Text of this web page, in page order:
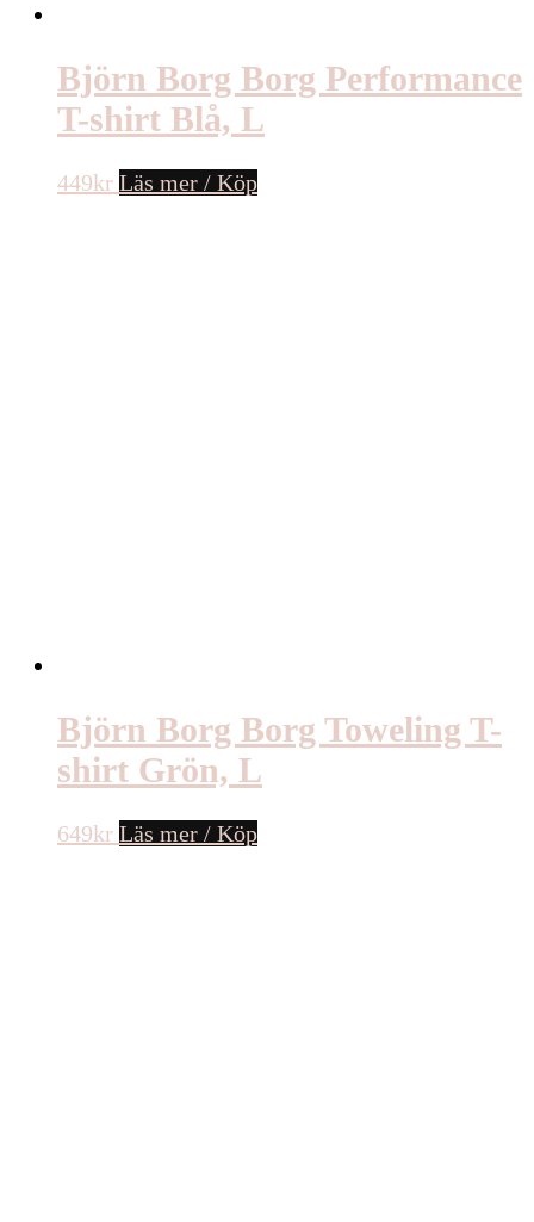
Björn Borg Borg Performance
T-shirt Blå, L
449kr Läs mer / Köp
Björn Borg Borg Toweling T-
shirt Grön, L
649kr Läs mer / Köp